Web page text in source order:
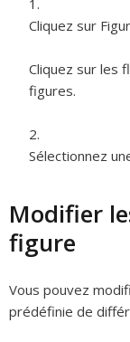
Cliquez sur
Cliquez sur les
figures.
Sélectionnez
Modifier
figure
Vous pouvez
prédéfinie de